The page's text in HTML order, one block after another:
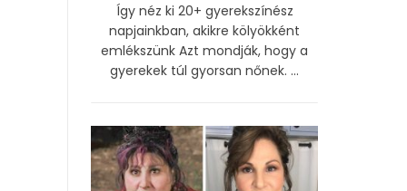
Így néz ki 20+ gyerekszínész
napjainkban, akikre kölyökként
emlékszünk Azt mondják, hogy a
gyerekek túl gyorsan nőnek. ...